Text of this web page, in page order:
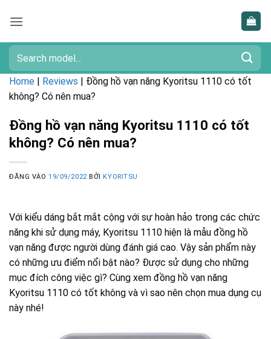
qua
dung
Tìm
kiếm:
Home | Reviews | Đồng hồ vạn năng Kyoritsu 1110 có tốt
không? Có nên mua?
Đồng hồ vạn năng Kyoritsu 1110 có tốt
không? Có nên mua?
ĐĂNG VÀO19/09/2022 BỞI KYORITSU
Với kiểu dáng bắt mắt cộng với sự hoàn hảo trong các chức
năng khi sử dụng máy, Kyoritsu 1110 hiện là mẫu đồng hồ
vạn năng được người dùng đánh giá cao. Vậy sản phẩm này
có những ưu điểm nổi bật nào? Được sử dụng cho những
mục đích công việc gì? Cùng xem đồng hồ vạn năng
Kyoritsu 1110 có tốt không và vì sao nên chọn mua dụng cụ
này nhé!